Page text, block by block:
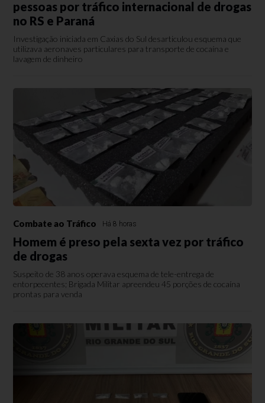
pessoas por tráfico internacional de drogas
no RS e Paraná
Investigação iniciada em Caxias do Sul desarticulou esquema que
utilizava aeronaves particulares para transporte de cocaína e
lavagem de dinheiro
Combate ao Tráfico Há 8 horas
Homem é preso pela sexta vez por tráfico
de drogas
Suspeito de 38 anos operava esquema de tele-entrega de
entorpecentes; Brigada Militar apreendeu 45 porções de cocaína
prontas para venda